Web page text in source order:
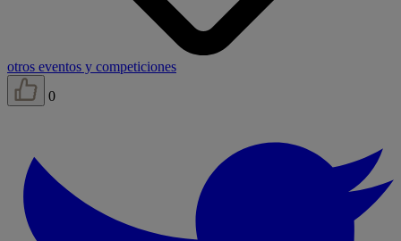
otros eventos y competiciones
0